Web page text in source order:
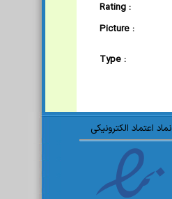
Rating :
Picture :
Type :
نماد اعتماد الکترونیکی